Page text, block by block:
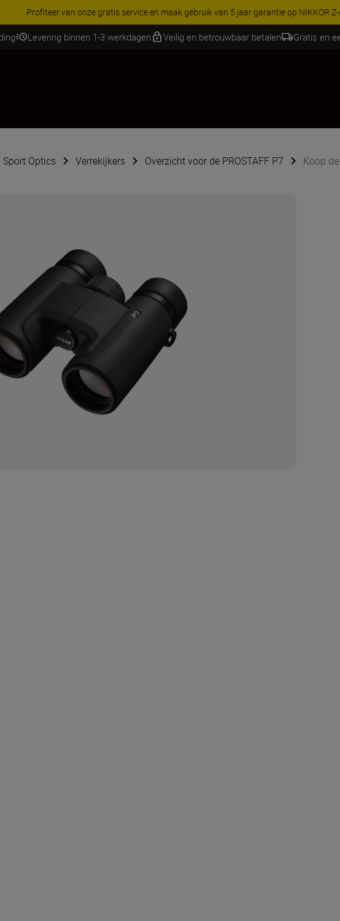
KORTING OP ACCESSOIRES | Bespaar 15% op geselecteerde accessoires, maak je
Levering binnen 1-3 werkdagen Veilig en betrouwbaar betalen Gratis en
Sport Optics Verrekijkers Overzicht voor de PROSTAFF P7 Koop